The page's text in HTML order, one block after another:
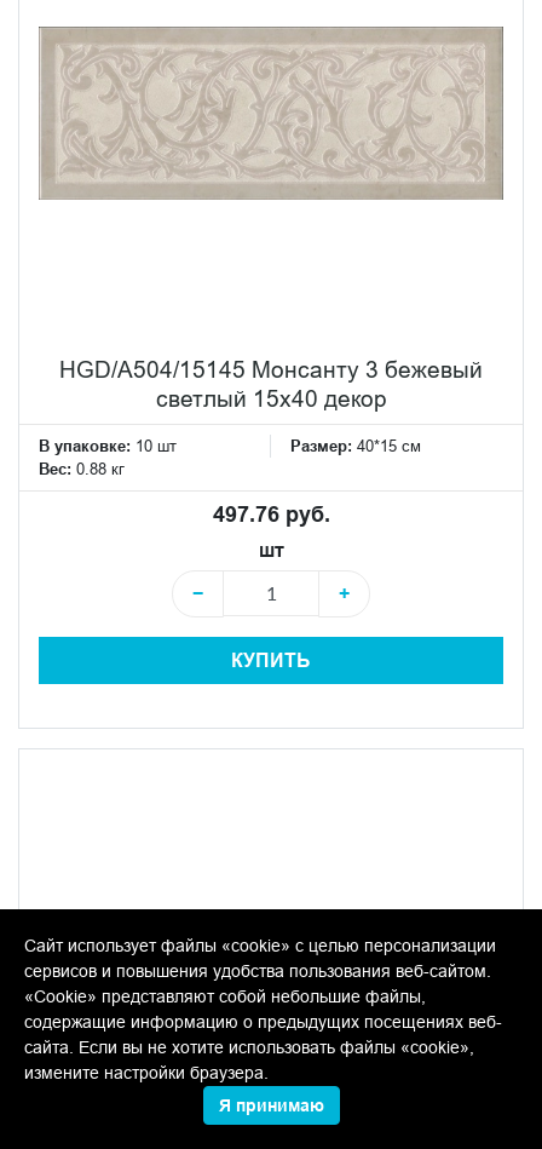
HGD/A504/15145 Монсанту 3 бежевый
светлый 15х40 декор
В упаковке: 10 шт Размер: 40*15 см
Вес: 0.88 кг
497.76 руб.
шт
−
+
КУПИТЬ
Сайт использует файлы «cookie» с целью персонализации
сервисов и повышения удобства пользования веб-сайтом.
«Cookie» представляют собой небольшие файлы,
содержащие информацию о предыдущих посещениях веб-
сайта. Если вы не хотите использовать файлы «cookie»,
измените настройки браузера.
Я принимаю